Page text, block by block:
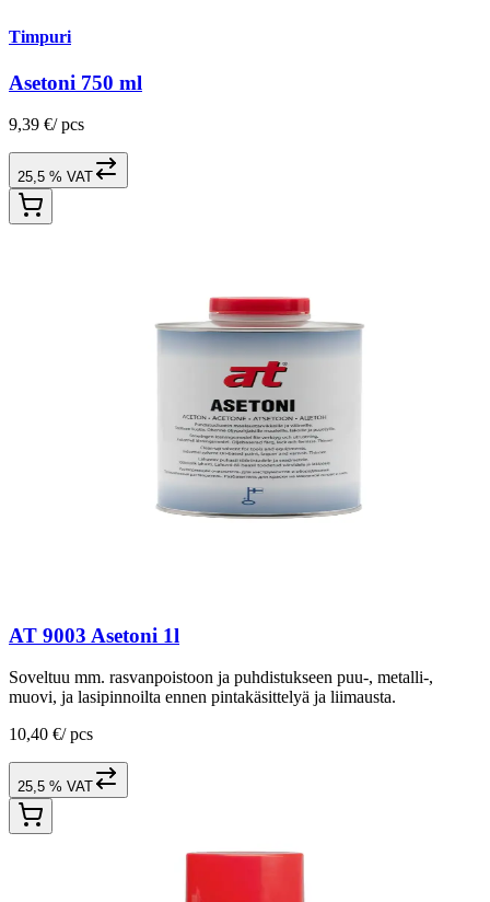
Timpuri
Asetoni 750 ml
9,39 €/ pcs
25,5 % VAT
AT 9003 Asetoni 1l
Soveltuu mm. rasvanpoistoon ja puhdistukseen puu-, metalli-,
muovi, ja lasipinnoilta ennen pintakäsittelyä ja liimausta.
10,40 €/ pcs
25,5 % VAT